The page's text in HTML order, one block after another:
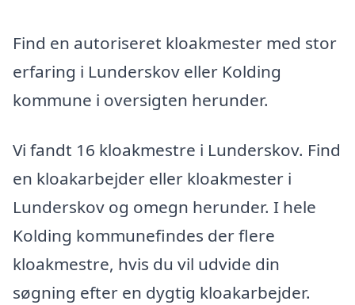
Find en autoriseret kloakmester med stor
erfaring i Lunderskov eller Kolding
kommune i oversigten herunder.
Vi fandt 16 kloakmestre i Lunderskov. Find
en kloakarbejder eller kloakmester i
Lunderskov og omegn herunder. I hele
Kolding kommunefindes der flere
kloakmestre, hvis du vil udvide din
søgning efter en dygtig kloakarbejder.